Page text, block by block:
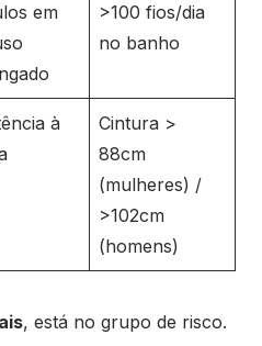
em
>100 fios/dia
no banho
à
Cintura >
88cm
(mulheres) /
>102cm
(homens)
, está no grupo de risco.